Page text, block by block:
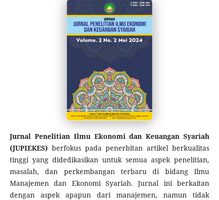
Jurnal Penelitian Ilmu Ekonomi dan Keuangan Syariah
(JUPIEKES) berfokus pada penerbitan artikel berkualitas
tinggi yang didedikasikan untuk semua aspek penelitian,
masalah, dan perkembangan terbaru di bidang Ilmu
Manajemen dan Ekonomi Syariah. Jurnal ini berkaitan
dengan aspek apapun dari manajemen, namun tidak